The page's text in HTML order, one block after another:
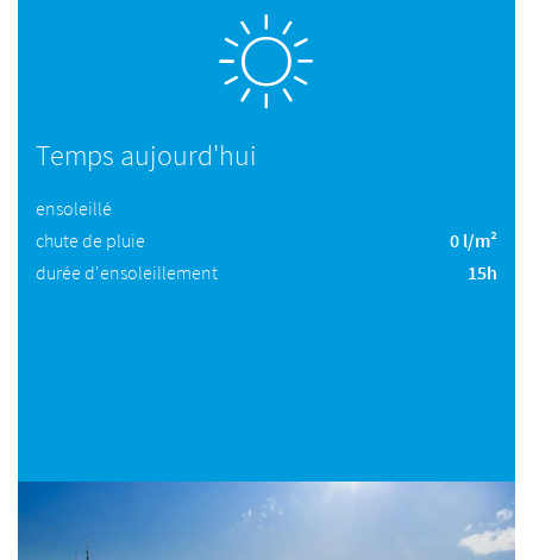
Temps aujourd'hui
ensoleillé
chute de pluie
0 l/m²
durée d'ensoleillement
15h